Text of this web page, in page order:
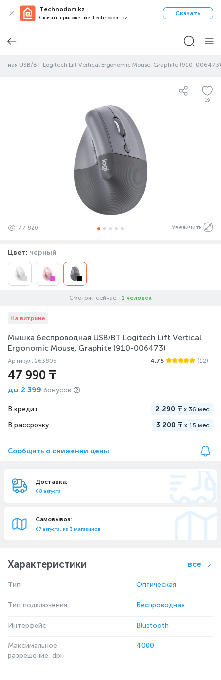
Technodom.kz
Скачать приложение Technodom.kz
Скачать
USB/BT Logitech Lift Vertical Ergonomic Mouse, Graphite (910-006473)
19
Увеличить
77 820
Цвет: черный
Смотрят сейчас: 1 человек
На витрине
Мышка беспроводная USB/BT Logitech Lift Vertical
Ergonomic Mouse, Graphite (910-006473)
Артикул: 263805 4.75 (12)
47 990 ₸
до 2 399 бонусов
В кредит 2 290 ₸ x 36 мес
В рассрочку 3 200 ₸ x 15 мес
Сообщить о снижении цены
Доставка:
08 августа
Самовывоз:
07 августа, из 3 магазинов
Характеристики все
Тип Оптическая
Тип подключения Беспроводная
Интерфейс Bluetooth
Максимальное
разрешение, dpi
4000